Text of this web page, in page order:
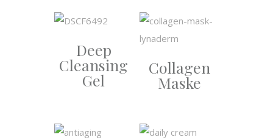
Deep
Cleansing
Gel
Collagen
Maske